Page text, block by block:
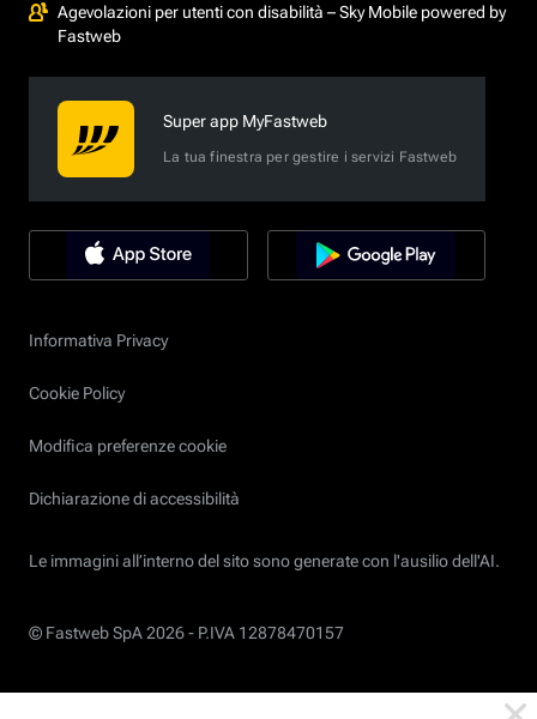
Agevolazioni per utenti con disabilità – Sky Mobile powered by
Fastweb
Super app MyFastweb
La tua finestra per gestire i servizi Fastweb
Informativa Privacy
Cookie Policy
Modifica preferenze cookie
Dichiarazione di accessibilità
Le immagini all’interno del sito sono generate con l'ausilio dell'AI.
© Fastweb SpA 2026 - P.IVA 12878470157